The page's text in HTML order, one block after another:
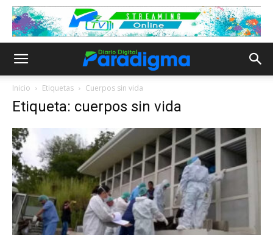
Inicio Etiquetas Cuerpos sin vida
Etiqueta: cuerpos sin vida